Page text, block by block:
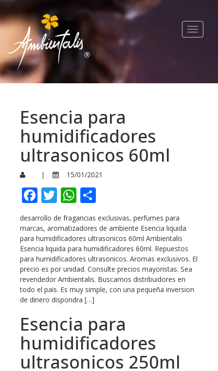
Toggle
Esencia para
humidificadores
ultrasonicos 60ml
| 15/01/2021
Facebook
TwitterWhatsApp
desarrollo de fragancias exclusivas, perfumes para
marcas, aromatizadores de ambiente Esencia liquida
para humidificadores ultrasonicos 60ml Ambientalis
Esencia liquida para humidificadores 60ml. Repuestos
para humidificadores ultrasonicos. Aromas exclusivos. El
precio es por unidad. Consulte precios mayoristas. Sea
revendedor Ambientalis. Buscamos distribuidores en
todo el pais. Es muy simple, con una pequeña inversion
de dinero dispondra […]
Esencia para
humidificadores
ultrasonicos 250ml